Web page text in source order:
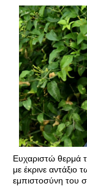
Ευχαριστώ θερμά
με έκρινε
εμπιστοσύνη του